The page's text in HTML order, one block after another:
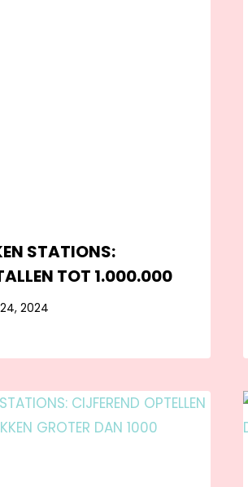
STATIONS:
TOT 1.000.000
2024